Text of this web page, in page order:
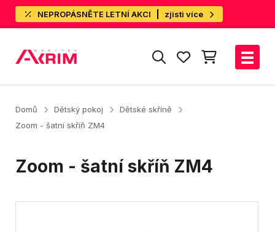
NEPROPÁSNĚTE LETNÍ AKCI zjisti více
Domů Dětský pokoj
Dětské skříně
Zoom - šatní skříň ZM4
Zoom - šatní skříň ZM4